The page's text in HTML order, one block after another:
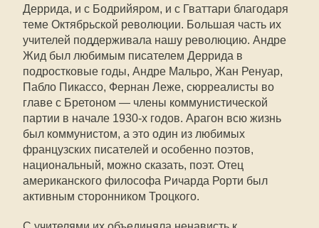
Деррида, и с Бодрийяром, и с Гваттари благодаря
теме Октябрьской революции. Большая часть их
учителей поддерживала нашу революцию. Андре
Жид был любимым писателем Деррида в
подростковые годы, Андре Мальро, Жан Ренуар,
Пабло Пикассо, Фернан Леже, сюрреалисты во
главе с Бретоном — члены коммунистической
партии в начале 1930-х годов. Арагон всю жизнь
был коммунистом, а это один из любимых
французских писателей и особенно поэтов,
национальный, можно сказать, поэт. Отец
американского философа Ричарда Рорти был
активным сторонником Троцкого.